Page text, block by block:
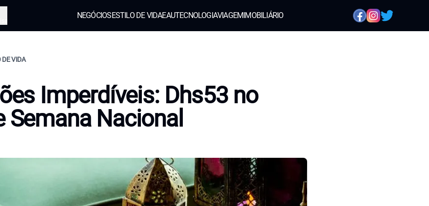
NEGÓCIOSESTILO DE VIDAEAUTECNOLOGIAVIAGEMIMOBILIÁRIO
DE VIDA
Imperdíveis: Dhs53 no
Semana Nacional